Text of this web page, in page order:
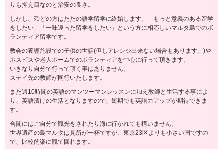
りも抑え目なのと治安の良さ。
しかし、殆どの方はただの語学留学に終始します。「もっと意義のある留学
をしたい」「一味違った留学をしたい」という方に相応しいマルタ島でのボ
ランティア留学です。
教会の養護施設での子供の世話(但しアレンジ出来ない場合もあります。)や
ホスピスや老人ホームでのボランティアを中心に行って頂きます。
いきなり自分で行って頂く事はありません。
ステイ先の教師が同行いたします。
また週10時間の英語のマンツーマンレッスンに加え教師と生活する事によ
り、英語漬けの生活となりますので、短期でも英語力アップが期待できま
す。
合間にはご自分で観光をされたり海に行かれても構いません。
世界遺産の島マルタは見所が一杯ですが、東京23区よりも小さい国ですの
で、比較的楽に観て回れます。